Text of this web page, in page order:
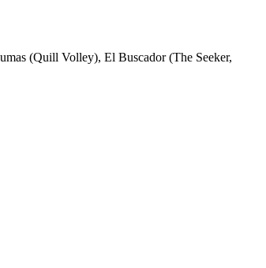
(Quill Volley), El Buscador (The Seeker,